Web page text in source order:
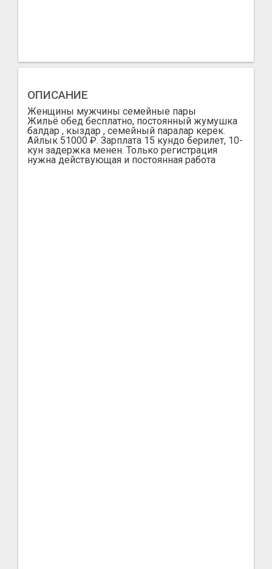
ОПИСАНИЕ
Женщины мужчины семейные пары
Жильё обед бесплатно, постоянный жумушка
балдар , кыздар , семейный паралар керек.
Айлык 51000 ₽. Зарплата 15 кундо берилет, 10-
кун задержка менен. Только регистрация
нужна действующая и постоянная работа